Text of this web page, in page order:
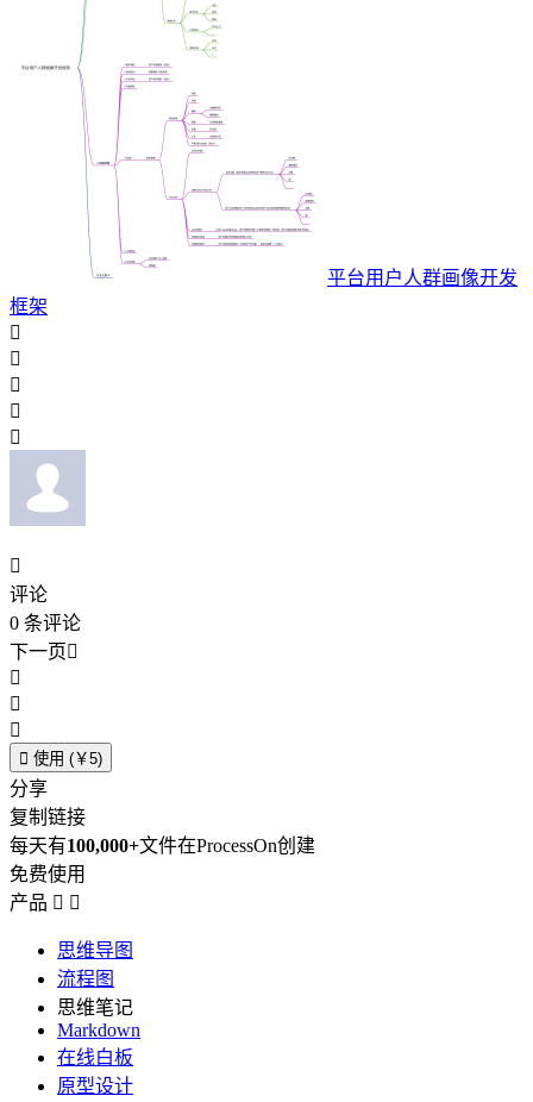
平台用户人群画像开发
框架






评论
0 条评论
下一页



 使用 (￥5)
分享
复制链接
每天有100,000+文件在ProcessOn创建
免费使用
产品  
思维导图
流程图
思维笔记
Markdown
在线白板
原型设计